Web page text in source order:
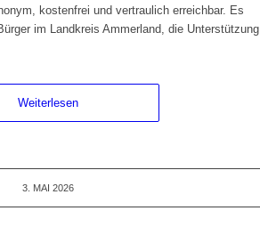
kostenfrei und vertraulich erreichbar. Es
im Landkreis Ammerland, die Unterstützung
Weiterlesen
3. MAI 2026